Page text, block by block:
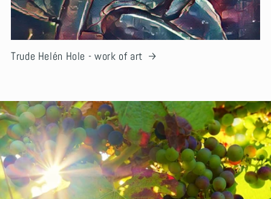
Trude Helén Hole - work of art